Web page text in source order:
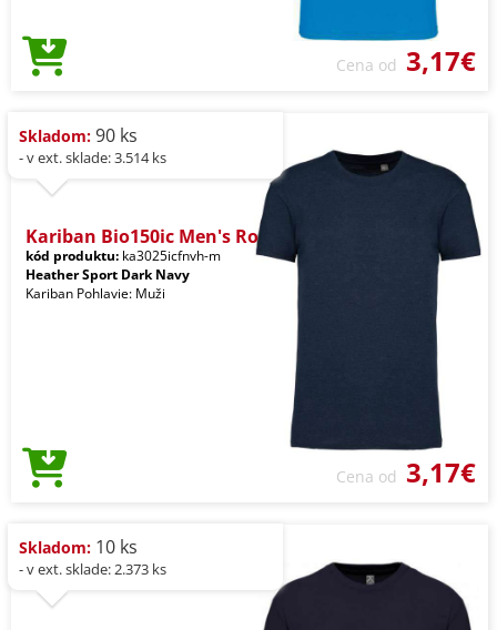
Cena od 3,17€
Skladom: 90 ks
- v ext. sklade: 3.514 ks
Kariban Bio150ic Men's Ro
kód produktu: ka3025icfnvh-m
Heather Sport Dark Navy
Kariban Pohlavie: Muži
Cena od 3,17€
Skladom: 10 ks
- v ext. sklade: 2.373 ks